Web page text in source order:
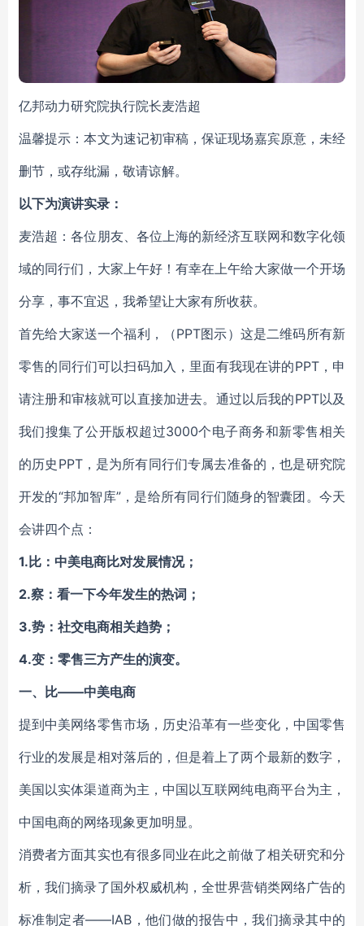
亿邦动力研究院执行院长麦浩超
温馨提示：本文为速记初审稿，保证现场嘉宾原意，未经
删节，或存纰漏，敬请谅解。
以下为演讲实录：
麦浩超：各位朋友、各位上海的新经济互联网和数字化领
域的同行们，大家上午好！有幸在上午给大家做一个开场
分享，事不宜迟，我希望让大家有所收获。
首先给大家送一个福利，（PPT图示）这是二维码所有新
零售的同行们可以扫码加入，里面有我现在讲的PPT，申
请注册和审核就可以直接加进去。通过以后我的PPT以及
我们搜集了公开版权超过3000个电子商务和新零售相关
的历史PPT，是为所有同行们专属去准备的，也是研究院
开发的“邦加智库”，是给所有同行们随身的智囊团。今天
会讲四个点：
1.比：中美电商比对发展情况；
2.察：看一下今年发生的热词；
3.势：社交电商相关趋势；
4.变：零售三方产生的演变。
一、比——中美电商
提到中美网络零售市场，历史沿革有一些变化，中国零售
行业的发展是相对落后的，但是着上了两个最新的数字，
美国以实体渠道商为主，中国以互联网纯电商平台为主，
中国电商的网络现象更加明显。
消费者方面其实也有很多同业在此之前做了相关研究和分
析，我们摘录了国外权威机构，全世界营销类网络广告的
标准制定者——IAB，他们做的报告中，我们摘录其中的